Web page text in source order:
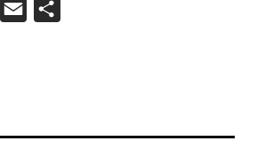
LinkedInEmail